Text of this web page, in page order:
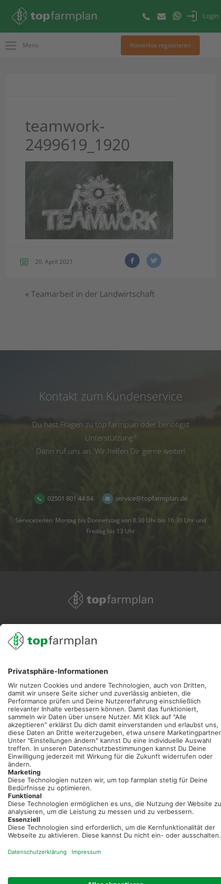
Login
Menü Kostenlos registrieren
teamwork-
2499619_1920
20. April 2021
«Teamarbeit in der Landwirtschaft
Kontakt zum Kundenservice
Du hast Fragen zu top farmplan oder benötigst
Unterstützung?
Dann ruf uns an. Wir helfen Dir gerne weiter!
02501 801 44 84 service@topfarmplan.de
Servicezeiten: Montag bis Donnerstag von 8:30 Uhr bis 16:30 Uhr und
Freitag bis 13 Uhr
service@topfarmplan.de
Sei immer auf dem Laufenden!
Neue Features, spannende Tipps und hilfreiche Anleitungen!
Registriere dich kostenlos!
einfach und bequem!
Kostenlos registrieren & sofort starten
Impressum Kontakt & Hilfe